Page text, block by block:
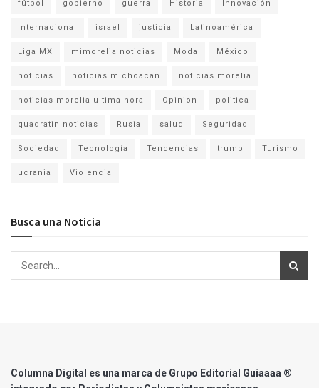
fútbol gobierno guerra Historia Innovación
Internacional israel justicia Latinoamérica
Liga MX mimorelia noticias Moda México
noticias noticias michoacan noticias morelia
noticias morelia ultima hora Opinion politica
quadratin noticias Rusia salud Seguridad
Sociedad Tecnología Tendencias trump Turismo
ucrania Violencia
Busca una Noticia
Columna Digital es una marca de Grupo Editorial Guíaaaa ®